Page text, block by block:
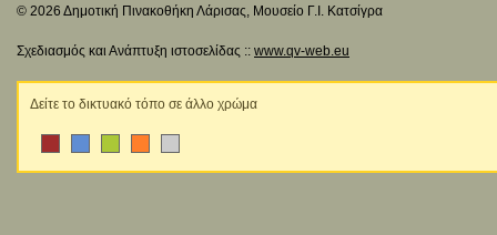
© 2026 Δημοτική Πινακοθήκη Λάρισας, Μουσείο Γ.Ι. Κατσίγρα
Σχεδιασμός και Ανάπτυξη ιστοσελίδας :: www.qv-web.eu
Δείτε το δικτυακό τόπο σε άλλο χρώμα